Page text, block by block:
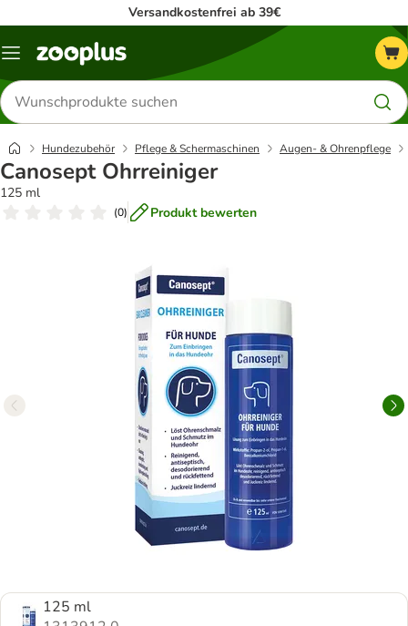
Versandkostenfrei ab 39€
Menü
Produkte
suchen
Hundezubehör Pflege & Schermaschinen Augen- & Ohrenpflege
Canosept Ohrreiniger
125 ml
(0) Produkt bewerten
125 ml